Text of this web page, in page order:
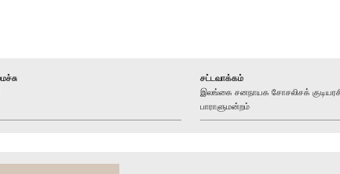
சட்டவாக்கம்
இலங்கை சனநாயக சோசலிசக்
பாராளுமன்றம்